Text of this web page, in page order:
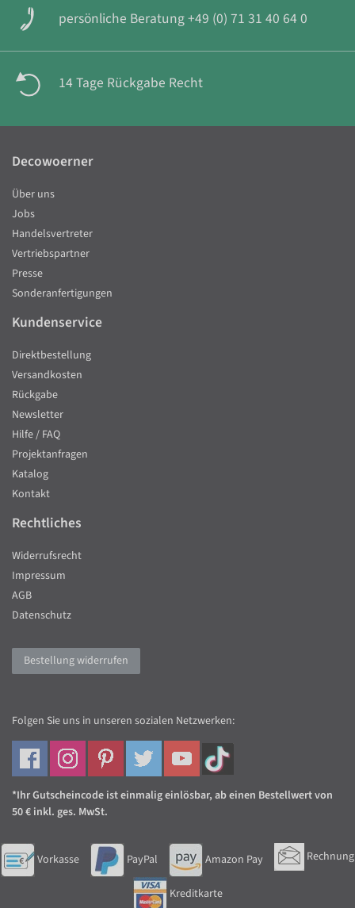
persönliche Beratung +49 (0) 71 31 40 64 0
14 Tage Rückgabe Recht
Decowoerner
Über uns
Jobs
Handelsvertreter
Vertriebspartner
Presse
Sonderanfertigungen
Kundenservice
Direktbestellung
Versandkosten
Rückgabe
Newsletter
Hilfe / FAQ
Projektanfragen
Katalog
Kontakt
Rechtliches
Widerrufsrecht
Impressum
AGB
Datenschutz
Bestellung widerrufen
Folgen Sie uns in unseren sozialen Netzwerken:
*Ihr Gutscheincode ist einmalig einlösbar, ab einen Bestellwert von
50 € inkl. ges. MwSt.
Vorkasse PayPal Amazon Pay Rechnung
Kreditkarte